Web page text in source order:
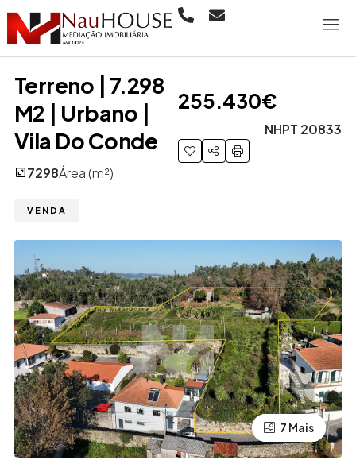
Terreno | 7.298
M2 | Urbano |
Vila Do Conde
Área (m²)
7298
VENDA
255.430€
NHPT 20833
3 Mais
7 Mais